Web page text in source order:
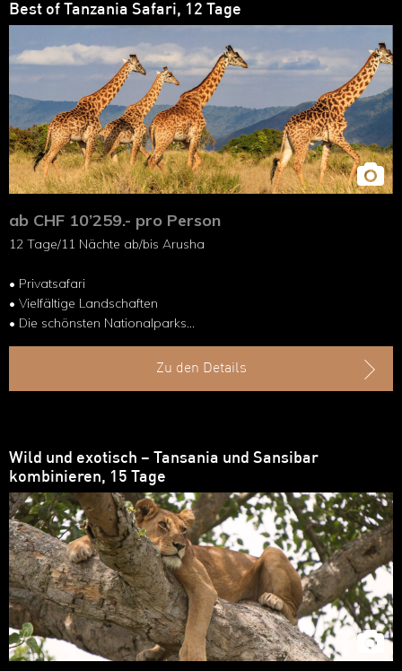
Best of Tanzania Safari, 12 Tage
ab CHF 10’259.- pro Person
12 Tage/11 Nächte ab/bis Arusha
• Privatsafari
• Vielfältige Landschaften
• Die schönsten Nationalparks
• Das Beste der Tierwelt
Zu den Details
Wild und exotisch – Tansania und Sansibar
kombinieren, 15 Tage